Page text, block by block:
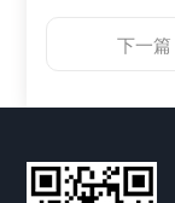
下一篇